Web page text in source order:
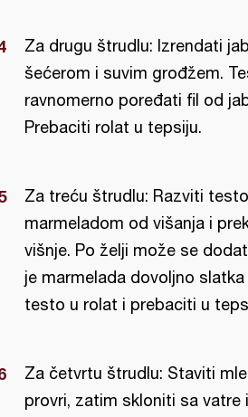
Za drugu štrudlu: Izrendati
šećerom i suvim grođžem.
ravnomerno poređati fil od
Prebaciti rolat u tepsiju.
Za treću štrudlu: Razviti
marmeladom od višanja i
višnje. Po želji može se
je marmelada dovoljno
testo u rolat i prebaciti u
Za četvrtu štrudlu: Staviti
provri, zatim skloniti sa vatre